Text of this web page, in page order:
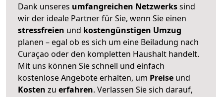
Dank unseres umfangreichen Netzwerkssind
wir der ideale Partner für Sie, wenn Sie einen
stressfreien und kostengünstigen Umzug
planen – egal ob es sich um eine Beiladung nach
Curaçao oder den kompletten Haushalt handelt.
Mit uns können Sie schnell und einfach
kostenlose Angebote erhalten, um Preise und
Kosten zu erfahren. Verlassen Sie sich darauf,